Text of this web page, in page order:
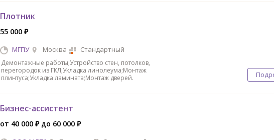
Плотник
55 000 ₽
МГПУ Москва Стандартный
Демонтажные работы;Устройство стен, потолков,
перегородок из ГКЛ;Укладка линолеума;Монтаж
плинтуса;Укладка ламината;Монтаж дверей.
Бизнес-ассистент
от 40 000 ₽ до 60 000 ₽